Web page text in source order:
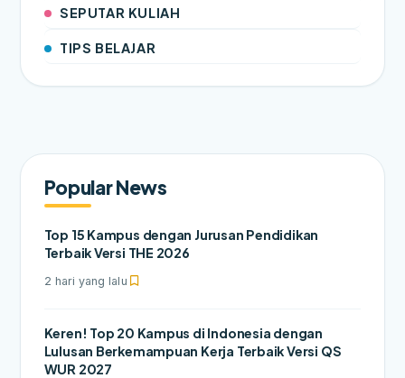
SEPUTAR KULIAH
TIPS BELAJAR
Popular News
Top 15 Kampus dengan Jurusan Pendidikan
Terbaik Versi THE 2026
2 hari yang lalu
Keren! Top 20 Kampus di Indonesia dengan
Lulusan Berkemampuan Kerja Terbaik Versi QS
WUR 2027